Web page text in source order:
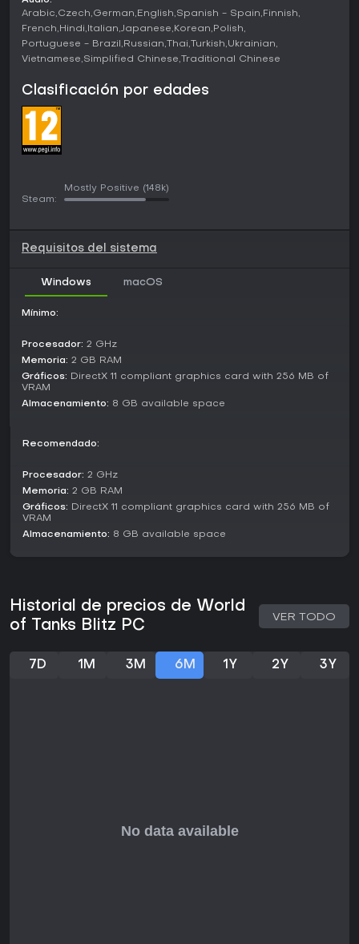
Arabic Czech German English Spanish - Spain Finnish
French Hindi Italian Japanese Korean Polish
Portuguese - Brazil
Russian Thai Turkish Ukrainian
Vietnamese Simplified Chinese Traditional Chinese
Clasificación por edades
Steam:
Mostly Positive (148k)
Requisitos del sistema
Windows macOS
Mínimo:
Procesador: 2 GHz
Memoria: 2 GB RAM
Gráficos: DirectX 11 compliant graphics card with 256 MB of
VRAM
Almacenamiento: 8 GB available space
Recomendado:
Procesador: 2 GHz
Memoria: 2 GB RAM
Gráficos: DirectX 11 compliant graphics card with 256 MB of
VRAM
Almacenamiento: 8 GB available space
Historial de precios de World
of Tanks Blitz PC
VER TODO
7D 1M 3M 6M 1Y 2Y 3Y